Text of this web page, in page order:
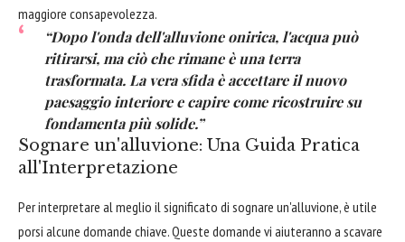
maggiore consapevolezza.
“Dopo l'onda dell'alluvione onirica, l'acqua può
ritirarsi, ma ciò che rimane è una terra
trasformata. La vera sfida è accettare il nuovo
paesaggio interiore e capire come ricostruire su
fondamenta più solide.”
Sognare un'alluvione: Una Guida Pratica
all'Interpretazione
Per interpretare al meglio il significato di sognare un'alluvione, è utile
porsi alcune domande chiave. Queste domande vi aiuteranno a scavare